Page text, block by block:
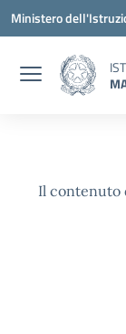
Vai ai contenuti
Vai al menu di
Vai al footer
Ministero
Il contenuto